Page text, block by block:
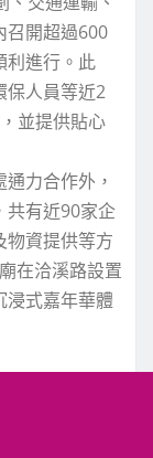
召開超過600
利進行。此
保人員等近2
並提供貼心
力合作外，
共有近90家企
物資提供等方
在洽溪路設置
浸式嘉年華體